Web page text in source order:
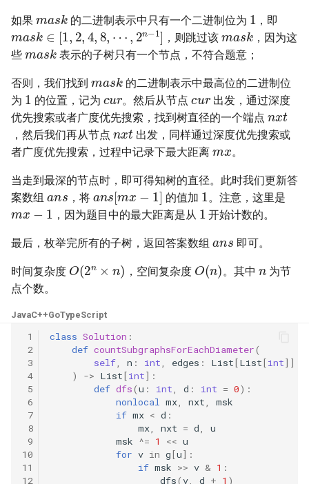
43. 1 ～ n 整数中 1 出现的次
数
44. 数字序列中某一位的数字
45. 把数组排成最小的数
46. 把数字翻译成字符串
47. 礼物的最大价值
48. 最长不含重复字符的子字
符串
49. 丑数
51. 数组中的逆序对
52. 两个链表的第一个公共节
53.1. 在排序数组中查找数字 I
53.2. ～ n-1 中缺失的数字
41. 滑动窗口的平均值
43. 往完全二叉树添加节点
44. 二叉树每层的最大值
46. 二叉树的右侧视图
47. 二叉树剪枝
48. 序列化与反序列化二叉树
数字之和
50. 向下的路径节点之和
51. 节点之和最大的路径
52. 展平二叉搜索树
53. 二叉搜索树中的中序后继
8.5. 递归乘法
8.7. 无重复字符串的排列组合
8.8. 有重复字符串的排列组合
8.10. 颜色填充
8.11. 硬币
8.12. 八皇后
8.14. 布尔运算
10.1. 合并排序的数组
10.2. 变位词组
10.3. 搜索旋转数组
10.5. 稀疏数组搜索
如果 的二进制表示中只有一个二进制位为 ，即
ma sk∈[1,2,4,8,⋯,2n−1，则跳过该
mask
，因为这
些
mas k
表示的子树只有一个节点，不符合题意；
否则，我们找到
的二进制表示中最高位的二进制位
为
1
的位置，记为
cur
。然后从节点
cur
出发，通过深度
优先搜索或者广度优先搜索，找到树直径的一个端点
nxt
，然后我们再从节点
nxt
出发，同样通过深度优先搜索或
者广度优先搜索，过程中记录下最大距离
mx
。
当走到最深的节点时，即可得知树的直径。此时我们更新答
案数组
ans
，将
an s [mx−1]
的值加
1
。注意，这里是
mx−1
，因为题目中的最大距离是从
1
开始计数的。
最后，枚举完所有的子树，返回答案数组 即可。
时间复杂度
O (2n )
，空间复杂度
O ( n)
。其中
为节
点个数。
JavaC++GoTypeScript
1
2
3
4
5
6
7
8
9
10
11
12
class Solution :
def countSubgraphsForEachDiameter(
self, n : int, edges : List[List[int]]
)
-> List[int]:
def dfs(u : int, d : int = 0):
nonlocal mx, nxt,
msk
if mx < d :
mx, nxt = d,
u
msk ^= 1 << u
for v in g[u]:
if msk >> v & 1 :
dfs(v, d + 1 )